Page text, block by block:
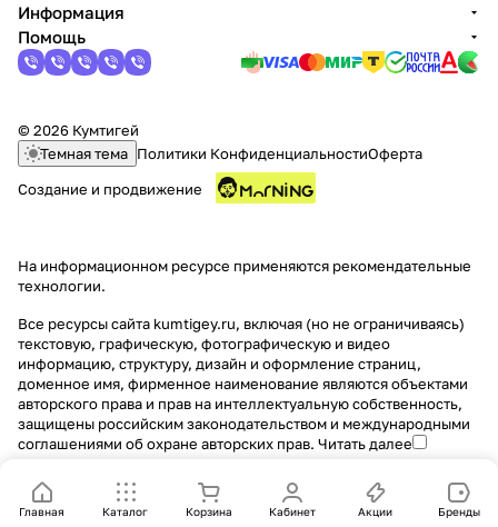
Главная Каталог Корзина Кабинет Акции Бренды
Информация
Помощь
© 2026 Кумтигей
Темная тема Политики КонфиденциальностиОферта
Создание и продвижение
На информационном ресурсе применяются рекомендательные
технологии.
Все ресурсы сайта kumtigey.ru, включая (но не ограничиваясь)
текстовую, графическую, фотографическую и видео
информацию, структуру, дизайн и оформление страниц,
доменное имя, фирменное наименование являются объектами
авторского права и прав на интеллектуальную собственность,
защищены российским законодательством и международными
соглашениями об охране авторских прав. Читать далее